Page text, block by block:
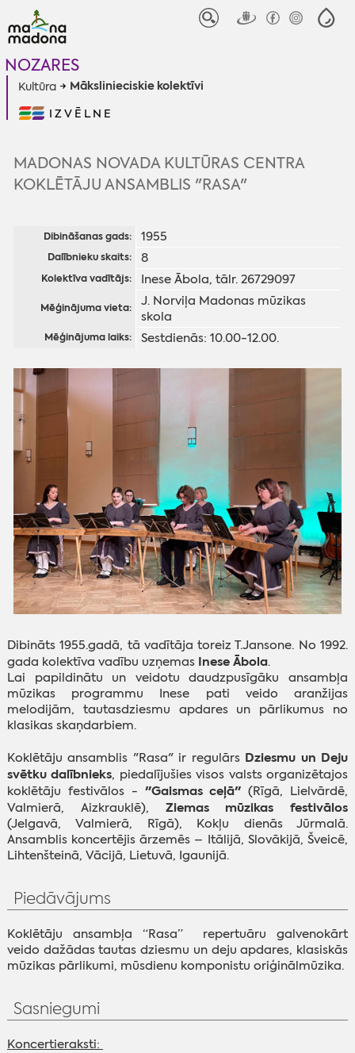
NOZARES
Kultūra Mākslinieciskie kolektīvi
IZVĒLNE
MADONAS NOVADA KULTŪRAS CENTRA
KOKLĒTĀJU ANSAMBLIS "RASA"
Dibināšanas gads: 1955
Dalībnieku skaits: 8
Kolektīva vadītājs: Inese Ābola, tālr. 26729097
Mēģinājuma vieta:
J. Norviļa Madonas mūzikas
skola
Mēģinājuma laiks: Sestdienās: 10.00-12.00.
Dibināts 1955.gadā, tā vadītāja toreiz T.Jansone. No 1992.
gada kolektīva vadību uzņemasInese Ābola.
Lai papildinātu un veidotu daudzpusīgāku ansambļa
mūzikas programmu Inese pati veido aranžijas
melodijām, tautasdziesmu apdares un pārlikumus no
klasikas skaņdarbiem.
Koklētāju ansamblis "Rasa" ir regulārs Dziesmu un Deju
svētku dalībnieks, piedalījušies visos valsts organizētajos
koklētāju festivālos - "Gaismas ceļā" (Rīgā, Lielvārdē,
Valmierā, Aizkrauklē), Ziemas mūzikas festivālos
(Jelgavā, Valmierā, Rīgā), Kokļu dienās Jūrmalā.
Ansamblis koncertējis ārzemēs – Itālijā, Slovākijā, Šveicē,
Lihtenšteinā, Vācijā, Lietuvā, Igaunijā.
Piedāvājums
Koklētāju ansambļa “Rasa” repertuāru galvenokārt
veido dažādas tautas dziesmu un deju apdares, klasiskās
mūzikas pārlikumi, mūsdienu komponistu oriģinālmūzika.
Sasniegumi
Koncertieraksti: